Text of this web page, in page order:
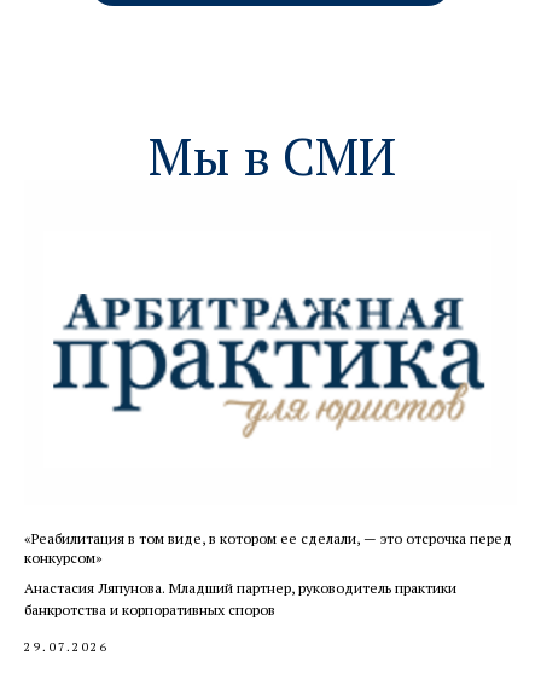
«Реабилитация в том виде, в котором ее сделали, — это отсрочка перед
конкурсом»
Анастасия Ляпунова. Младший партнер, руководитель практики
банкротства и корпоративных споров
29.07.2026